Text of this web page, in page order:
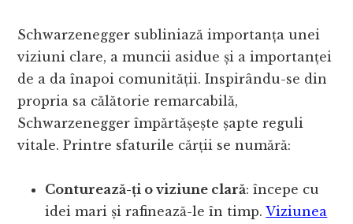
Schwarzenegger subliniază importanța unei
viziuni clare, a muncii asidue și a importanței
de a da înapoi comunității. Inspirându-se din
propria sa călătorie remarcabilă,
Schwarzenegger împărtășește șapte reguli
vitale. Printre sfaturile cărții se numără:
Conturează-ți o viziune clară: începe cu
idei mari și rafinează-le în timp.Viziunea